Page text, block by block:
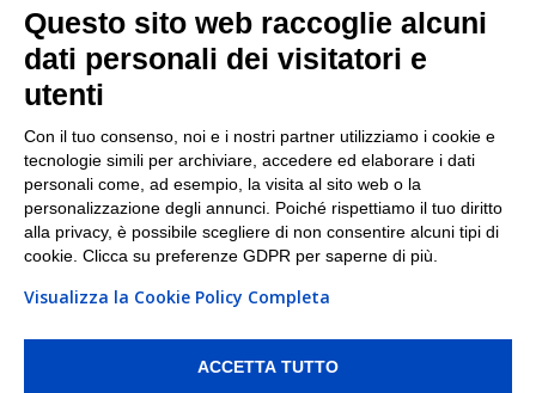
Facebook
Linkedin
I nostri punti di ritiro e spedizione pacchi nelle
maggiori città italiane
Torino|Milano|Roma|Bologna|Firenze| Genova
Napoli|Varese
PI/CF/N°Iscr.: 10821360012 | REA: RM 1494760 | Cap.Soc.: 50.000€ |
Whistleblowing|Privacy |Preferenze Cookies
Questo sito web raccoglie alcuni
dati personali dei visitatori e
utenti
Con il tuo consenso, noi e i nostri partner utilizziamo i cookie e
tecnologie simili per archiviare, accedere ed elaborare i dati
personali come, ad esempio, la visita al sito web o la
personalizzazione degli annunci. Poiché rispettiamo il tuo diritto
alla privacy, è possibile scegliere di non consentire alcuni tipi di
cookie. Clicca su preferenze GDPR per saperne di più.
Visualizza la Cookie Policy Completa
ACCETTA TUTTO